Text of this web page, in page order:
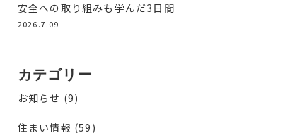
安全への取り組みも学んだ3日間
2026.7.09
カテゴリー
お知らせ (9)
住まい情報 (59)